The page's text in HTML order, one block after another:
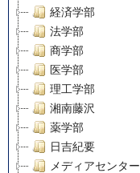
経済学部
法学部
商学部
医学部
理工学部
湘南藤沢
薬学部
日吉紀要
メディアセンター